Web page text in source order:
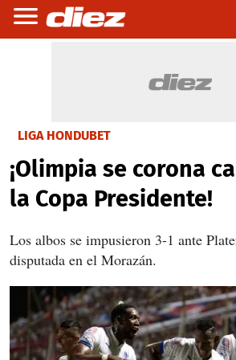
LIGA HONDUBET
¡Olimpia se corona
la Copa Presidente!
Los albos se impusieron 3-1 ante
disputada en el Morazán.